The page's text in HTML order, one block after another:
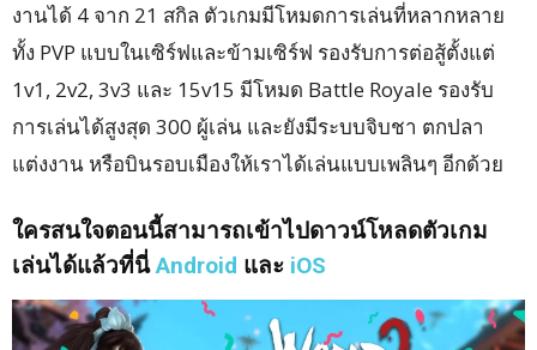
งานได้ 4 จาก 21 สกิล ตัวเกมมีโหมดการเล่นที่หลากหลาย
ทั้ง PVP แบบในเซิร์ฟและข้ามเซิร์ฟ รองรับการต่อสู้ตั้งแต่
1v1, 2v2, 3v3 และ 15v15 มีโหมด Battle Royale รองรับ
การเล่นได้สูงสุด 300 ผู้เล่น และยังมีระบบจิบชา ตกปลา
แต่งงาน หรือบินรอบเมืองให้เราได้เล่นแบบเพลินๆ อีกด้วย
ใครสนใจตอนนี้สามารถเข้าไปดาวน์โหลดตัวเกม
เล่นได้แล้วที่นี่Android และ iOS